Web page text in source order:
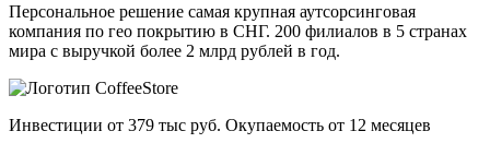
Персональное решение самая крупная аутсорсинговая
компания по гео покрытию в СНГ. 200 филиалов в 5 странах
мира с выручкой более 2 млрд рублей в год.
Инвестиции от 379 тыс руб. Окупаемость от 12 месяцев